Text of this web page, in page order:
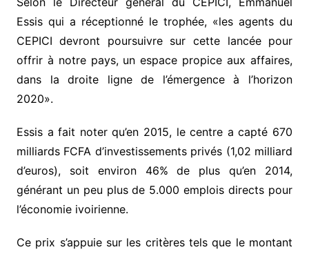
Essis qui a réceptionné le trophée, «les agents du
CEPICI devront poursuivre sur cette lancée pour
offrir à notre pays, un espace propice aux affaires,
dans la droite ligne de l’émergence à l’horizon
2020».
Essis a fait noter qu’en 2015, le centre a capté 670
milliards FCFA d’investissements privés (1,02 milliard
d’euros), soit environ 46% de plus qu’en 2014,
générant un peu plus de 5.000 emplois directs pour
l’économie ivoirienne.
Ce prix s’appuie sur les critères tels que le montant